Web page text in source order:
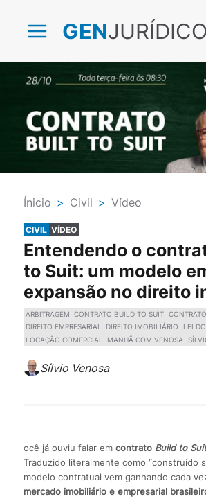
GENJURÍDICO
Ínicio > Civil > Vídeo
CIVIL VÍDEO
Entendendo o
to Suit: um modelo
expansão no direito
ARBITRAGEM CONTRATO BUILD TO SUIT
DIREITO EMPRESARIAL
DIREITO IMOBILIÁRIO
LEI
LOCAÇÃO COMERCIAL
MANHÃ COM VENOSA
Sílvio Venosa
ocê já ouviu falar em contrato Build to Suit
Traduzido literalmente como “construído
modelo contratual vem ganhando cada
mercado imobiliário e empresarial